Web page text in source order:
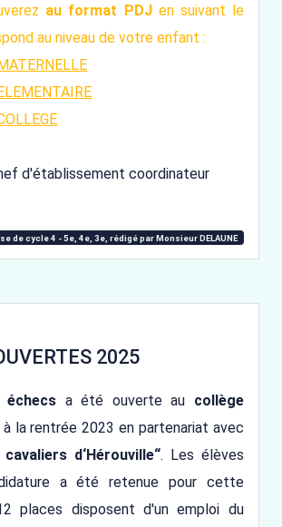
au format PDJen suivant le
au niveau de votre enfant :
d'établissement coordinateur
de cycle 4 - 5e, 4e, 3e, rédigé par Monsieur DELAUNE
2025
échecs a été ouverte au collège
à la rentrée 2023 en partenariat avec
cavaliers d‘Hérouville“. Les élèves
a été retenue pour cette
places disposent d'un emploi du